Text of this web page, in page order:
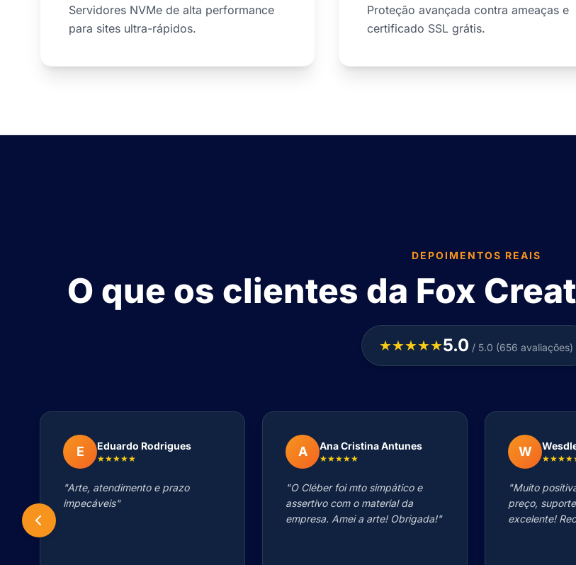
Servidores NVMe de alta performance
para sites ultra-rápidos.
Proteção avançada contra ameaças e
certificado SSL grátis.
DEPOIMENTOS REAIS
O que os clientes da Fox
★★★★★5.0 / 5.0 (656 avaliações)
E Eduardo Rodrigues
★★★★★
"Arte, atendimento e prazo
impecáveis"
A Ana Cristina Antunes
★★★★★
"O Cléber foi mto simpático e
assertivo com o material da
empresa. Amei a arte! Obrigada!"
W
"Muito
preço,
excelente!